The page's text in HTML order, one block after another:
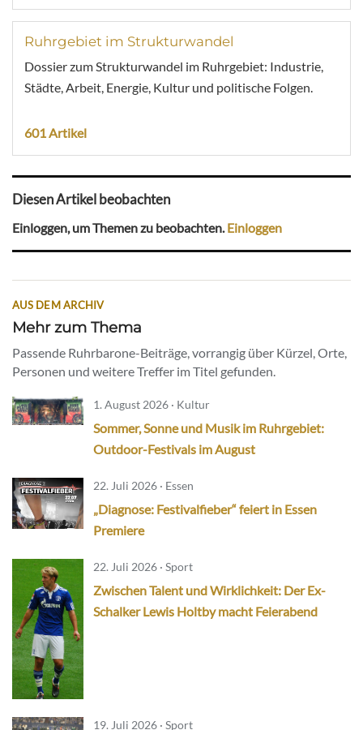
Ruhrgebiet im Strukturwandel
Dossier zum Strukturwandel im Ruhrgebiet: Industrie,
Städte, Arbeit, Energie, Kultur und politische Folgen.
601 Artikel
Diesen Artikel beobachten
Einloggen, um Themen zu beobachten.Einloggen
AUS DEM ARCHIV
Mehr zum Thema
Passende Ruhrbarone-Beiträge, vorrangig über Kürzel, Orte,
Personen und weitere Treffer im Titel gefunden.
1. August 2026 · Kultur
Sommer, Sonne und Musik im Ruhrgebiet:
Outdoor-Festivals im August
22. Juli 2026 · Essen
„Diagnose: Festivalfieber“ feiert in Essen
Premiere
22. Juli 2026 · Sport
Zwischen Talent und Wirklichkeit: Der Ex-
Schalker Lewis Holtby macht Feierabend
19. Juli 2026 · Sport